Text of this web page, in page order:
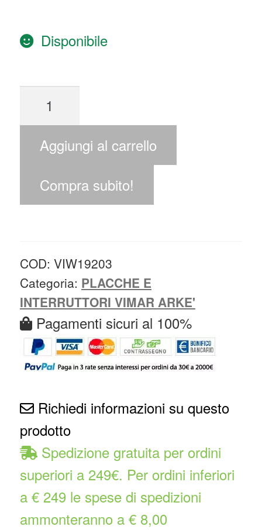
Disponibile
Aggiungi al carrello
Compra subito!
COD: VIW19203
Categoria: PLACCHE E
INTERRUTTORI VIMAR ARKE'
Pagamenti sicuri al 100%
Richiedi informazioni su questo
prodotto
Spedizione gratuita per ordini
superiori a 249€. Per ordini inferiori
a € 249 le spese di spedizioni
ammonteranno a € 8,00